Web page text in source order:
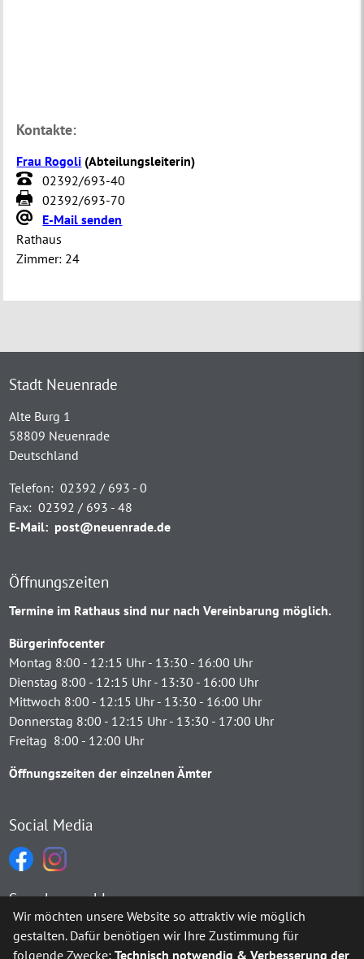
Kontakte:
Frau Rogoli (Abteilungsleiterin)
02392/693-40
02392/693-70
E-Mail senden
Rathaus
Zimmer: 24
Stadt Neuenrade
Alte Burg 1
58809 Neuenrade
Deutschland
Telefon: 02392 / 693 - 0
Fax: 02392 / 693 - 48
E-Mail: post@neuenrade.de
Öffnungszeiten
Termine im Rathaus sind nur nach Vereinbarung möglich.
Bürgerinfocenter
Montag 8:00 - 12:15 Uhr - 13:30 - 16:00 Uhr
Dienstag 8:00 - 12:15 Uhr - 13:30 - 16:00 Uhr
Mittwoch 8:00 - 12:15 Uhr - 13:30 - 16:00 Uhr
Donnerstag 8:00 - 12:15 Uhr - 13:30 - 17:00 Uhr
Freitag 8:00 - 12:00 Uhr
Öffnungszeiten der einzelnen Ämter
Social Media
Sprachauswahl
Möchten Sie vonGoogle Translate bereitgestellte externe
Wir möchten unsere Website so attraktiv wie möglich
gestalten. Dafür benötigen wir Ihre Zustimmung für
folgende Zwecke:Technisch notwendig & Verbesserung der